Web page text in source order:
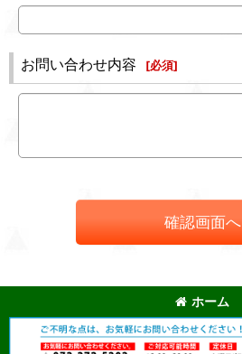
お問い合わせ内容 [必須]
確認画面へ
ホーム